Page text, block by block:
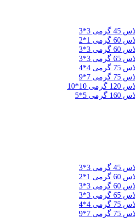
3*3
1*2
3*3
3*3
4*4
7*9
10*10
5*5
3*3
1*2
3*3
3*3
4*4
7*9